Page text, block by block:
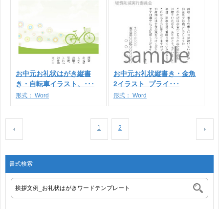
お中元お礼状はがき縦書
き・自転車イラスト、･･･
形式： Word
お中元お礼状縦書き・金魚
2イラスト_プライ･･･
形式： Word
1 2
書式検索